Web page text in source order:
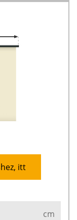
itt
cm